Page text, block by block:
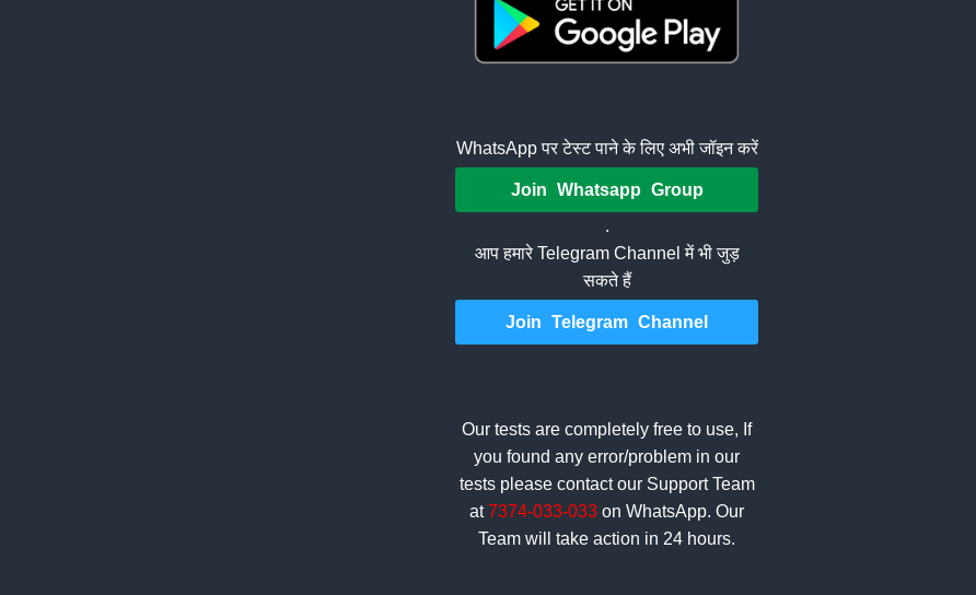
WhatsApp पर टेस्ट पाने के लिए अभी जॉइन करें
Join Whatsapp Group
.
आप हमारे Telegram Channel में भी जुड़
सकते हैं
Join Telegram Channel
Our tests are completely free to use, If
you found any error/problem in our
tests please contact our Support Team
at7374-033-033 on WhatsApp. Our
Team will take action in 24 hours.